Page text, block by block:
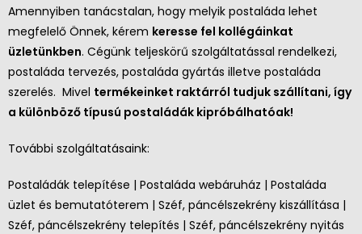
Amennyiben tanácstalan, hogy melyik postaláda lehet
megfelelő Önnek, kérem keresse fel kollégáinkat
üzletünkben. Cégünk teljeskörű szolgáltatással rendelkezi,
postaláda tervezés, postaláda gyártás illetve postaláda
szerelés. Mivel termékeinket raktárról tudjuk szállítani, így
a különböző típusú postaládák kipróbálhatóak!
További szolgáltatásaink:
Postaládák telepítése | Postaláda webáruház | Postaláda
üzlet és bemutatóterem | Széf, páncélszekrény kiszállítása |
Széf, páncélszekrény telepítés | Széf, páncélszekrény nyitás